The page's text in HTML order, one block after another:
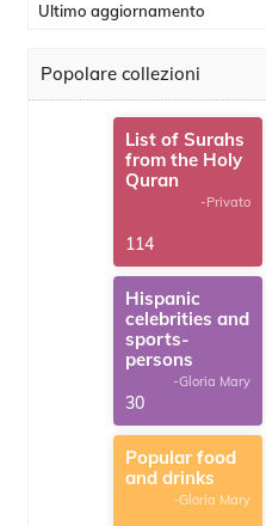
Ultimo aggiornamento
Popolare collezioni
List of Surahs
from the Holy
Quran
-Privato
114
Hispanic
celebrities and
sports-
persons
-Gloria Mary
30
Popular food
and drinks
-Gloria Mary